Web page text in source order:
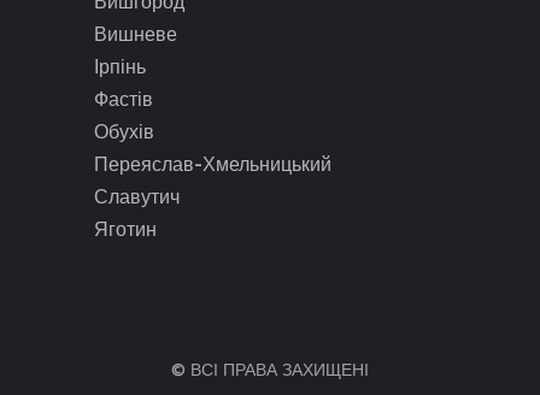
Вишневе
Ірпінь
Фастів
Обухів
Переяслав-Хмельницький
Славутич
Яготин
© ВСІ ПРАВА ЗАХИЩЕНІ